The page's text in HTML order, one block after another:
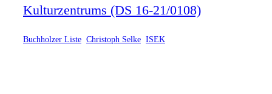
Kulturzentrums (DS 16-21/0108)
Buchholzer Liste Christoph Selke ISEK